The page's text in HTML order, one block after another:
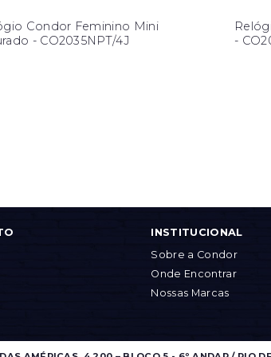
Condor Feminino Mini
- CO2035NPT/4J
-
INSTITUCIONAL
Sobre a Condor
Onde Encontrar
Nossas Marcas